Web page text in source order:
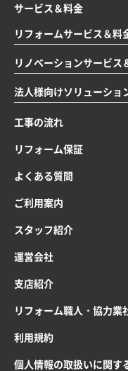
サービス＆料金
リフォームサービス＆料
リノベーションサービス
法人様向けソリューショ
工事の流れ
リフォーム保証
よくある質問
ご利用案内
スタッフ紹介
運営会社
支店紹介
リフォーム職人・協力業
利用規約
個人情報の取扱いに関す